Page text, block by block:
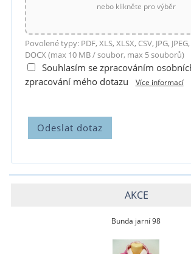
nebo klikněte pro výběr
Povolené typy: PDF, XLS, XLSX, CSV, JPG,
DOCX (max 10 MB / soubor, max 5 souborů)
Souhlasím se zpracováním
zpracování mého dotazu
Více informací
AKCE
Bunda jarní 98